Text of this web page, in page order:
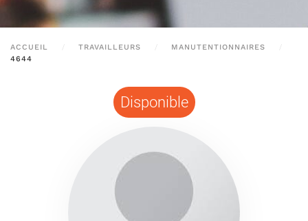
ACCUEIL TRAVAILLEURS
MANUTENTIONNAIRES
4644
Disponible